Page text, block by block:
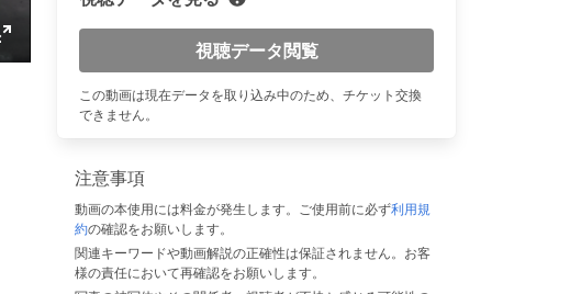
Enter
fullscreen
視聴データ閲覧
この動画は現在データを取り込み中のため、チケット交換
できません。
注意事項
動画の本使用には料金が発生します。ご使用前に必ず利用規
約の確認をお願いします。
関連キーワードや動画解説の正確性は保証されません。お客
様の責任において再確認をお願いします。